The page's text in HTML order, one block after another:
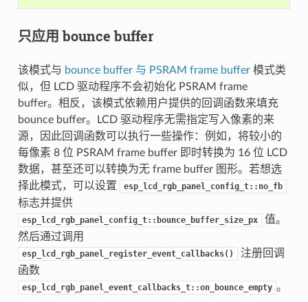
只应用 bounce buffer
该模式与 bounce buffer 与 PSRAM frame buffer模式类
似，但 LCD 驱动程序不会初始化 PSRAM frame
buffer。相反，该模式依赖用户提供的回调函数来填充
bounce buffer。LCD 驱动程序无需指定写入像素的来
源，因此回调函数可以执行一些操作：例如，将较小的
每像素 8 位 PSRAM frame buffer 即时转换为 16 位 LCD
数据，甚至还可以转换为无 frame buffer 图形。若想选
择此模式，可以设置
esp_lcd_rgb_panel_config_t::no_fb
标志并提供
esp_lcd_rgb_panel_config_t::bounce_buffer_size_px
值。
然后通过调用
esp_lcd_rgb_panel_register_event_callbacks()
注册回调
函数
esp_lcd_rgb_panel_event_callbacks_t::on_bounce_empty 。